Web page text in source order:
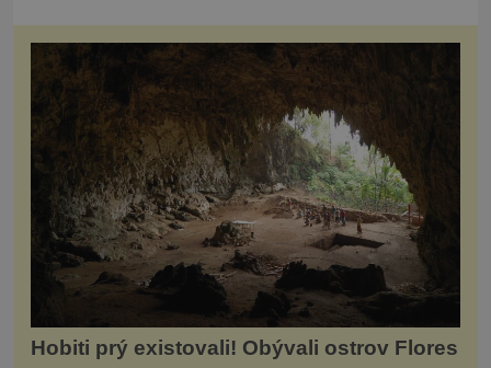
Hobiti prý existovali! Obývali ostrov Flores